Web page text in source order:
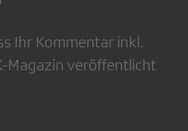
Ihr Kommentar inkl.
Magazin veröffentlicht